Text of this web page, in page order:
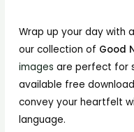
Wrap up your day with
our collection of Good
images are perfect for
available free
convey your heartfelt
language.